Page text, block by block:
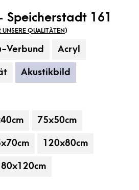
Speicherstadt 161
UNSERE QUALITÄTEN)
Verbund Acryl
Akustikbild
75x50cm
120x80cm